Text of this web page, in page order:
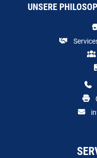
UNSERE